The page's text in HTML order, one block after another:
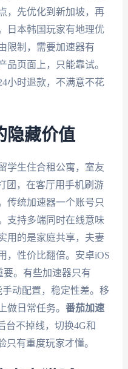
，先优化到新加坡，再
日本韩国玩家有地理优
限制，需要加速器有
品页面上，只能靠试。
小时退款，不满意不花
隐藏价值
学生住合租公寓，室友
团，在客厅用手机刷游
传统加速器一个账号只
支持多端同时在线意味
用的是家庭共享，夫妻
，性价比翻倍。安卓iOS
要。有些加速器只有
动配置，稳定性差。移
做日常任务。 番茄加速
台不掉线，切换4G和
只有重度玩家才懂。